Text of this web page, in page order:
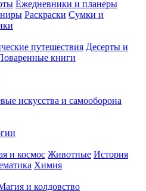
Ежедневники и планеры
Раскраски Сумки и
путешествия Десерты и
книги
искусства и самооборона
и космос Животные История
Химия
и колдовство